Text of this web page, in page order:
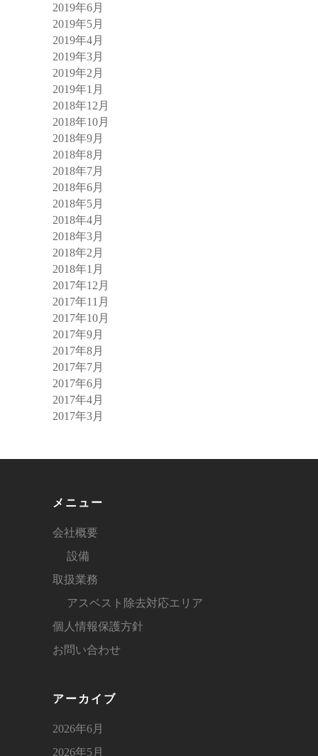
2019年6月
2019年5月
2019年4月
2019年3月
2019年2月
2019年1月
2018年12月
2018年10月
2018年9月
2018年8月
2018年7月
2018年6月
2018年5月
2018年4月
2018年3月
2018年2月
2018年1月
2017年12月
2017年11月
2017年10月
2017年9月
2017年8月
2017年7月
2017年6月
2017年4月
2017年3月
メニュー
会社概要
設備
取扱業務
アスベスト除去対応エリア
個人情報保護方針
お問い合わせ
アーカイブ
2026年6月
2026年5月